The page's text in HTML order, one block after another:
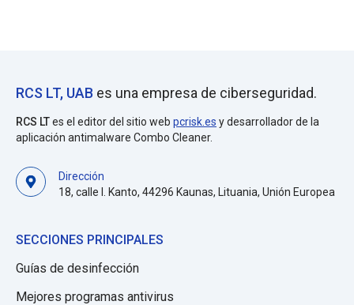
RCS LT, UAB es una empresa de ciberseguridad.
RCS LTes el editor del sitio web pcrisk.es y desarrollador de la
aplicación antimalware Combo Cleaner.
Dirección
18, calle I. Kanto, 44296 Kaunas, Lituania, Unión Europea
SECCIONES PRINCIPALES
Guías de desinfección
Mejores programas antivirus